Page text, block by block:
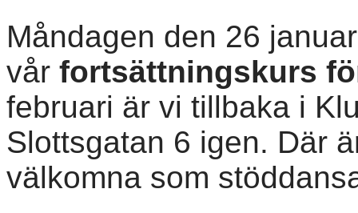
Måndagen den 26
vår fortsättningskurs
februari är vi tillbaka i
Slottsgatan 6 igen. Där
välkomna som